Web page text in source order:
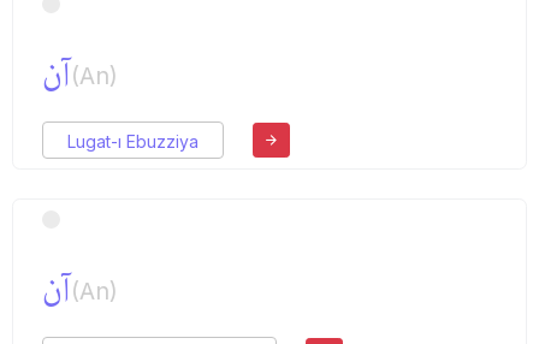
آن(An)
Lugat-ı Ebuzziya
آن(An)